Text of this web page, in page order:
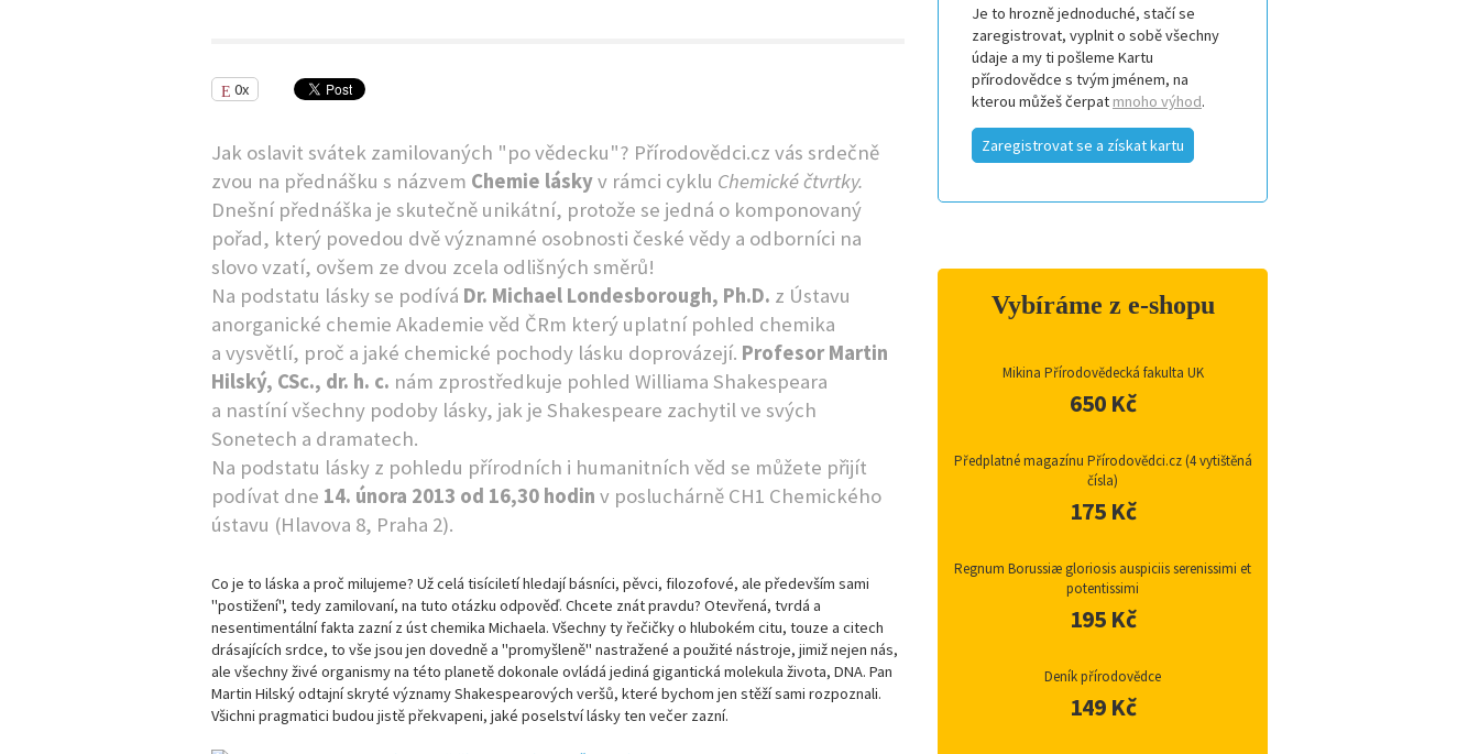
0x
Jak oslavit svátek zamilovaných "po vědecku"? Přírodovědci.cz vás srdečně
zvou na přednášku s názvem Chemie láskyv rámci cyklu Chemické čtvrtky.
Dnešní přednáška je skutečně unikátní, protože se jedná o komponovaný
pořad, který povedou dvě významné osobnosti české vědy a odborníci na
slovo vzatí, ovšem ze dvou zcela odlišných směrů!
Na podstatu lásky se podívá Dr. Michael Londesborough, Ph.D. z Ústavu
anorganické chemie Akademie věd ČRm který uplatní pohled chemika
a vysvětlí, proč a jaké chemické pochody lásku doprovázejí. Profesor Martin
Hilský, CSc., dr. h. c. nám zprostředkuje pohled Williama Shakespeara
a nastíní všechny podoby lásky, jak je Shakespeare zachytil ve svých
Sonetech a dramatech.
Na podstatu lásky z pohledu přírodních i humanitních věd se můžete přijít
podívat dne 14. února 2013 od 16,30 hodin v posluchárně CH1 Chemického
ústavu (Hlavova 8, Praha 2).
Co je to láska a proč milujeme? Už celá tisíciletí hledají básníci, pěvci, filozofové, ale především sami
"postižení", tedy zamilovaní, na tuto otázku odpověď. Chcete znát pravdu? Otevřená, tvrdá a
nesentimentální fakta zazní z úst chemika Michaela. Všechny ty řečičky o hlubokém citu, touze a citech
drásajících srdce, to vše jsou jen dovedně a "promyšleně" nastražené a použité nástroje, jimiž nejen nás,
ale všechny živé organismy na této planetě dokonale ovládá jediná gigantická molekula života, DNA. Pan
Martin Hilskýodtajní skryté významy Shakespearových veršů, které bychom jen stěží sami rozpoznali.
Všichni pragmatici budou jistě překvapeni, jaké poselství lásky ten večer zazní.
Je to hrozně jednoduché, stačí se
zaregistrovat, vyplnit o sobě všechny
údaje a my ti pošleme Kartu
přírodovědce s tvým jménem, na
kterou můžeš čerpat mnoho výhod.
Zaregistrovat se a získat kartu
Vybíráme z e-shopu
Mikina Přírodovědecká fakulta UK
650 Kč
Předplatné magazínu Přírodovědci.cz (4 vytištěná
čísla)
175 Kč
Regnum Borussiæ gloriosis auspiciis serenissimi et
potentissimi
195 Kč
Deník přírodovědce
149 Kč